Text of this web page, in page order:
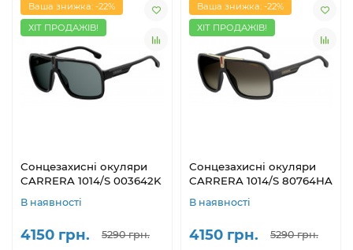
Ваша знижка: -22%
ХІТ ПРОДАЖІВ!
Сонцезахисні окуляри
CARRERA 1014/S 003642K
В наявності
4150 грн. 5290 грн.
Ваша знижка: -22%
ХІТ ПРОДАЖІВ!
Сонцезахисні окуляри
CARRERA 1014/S 80764HA
В наявності
4150 грн. 5290 грн.